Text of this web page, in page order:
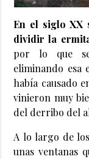
En el siglo XX
dividir la
por lo que
eliminando esa
había causado
vinieron muy
del derribo del
A lo largo de
unas ventanas